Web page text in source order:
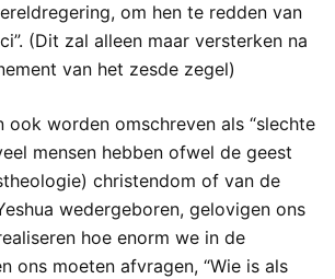
om hen te redden van
(Dit zal alleen maar versterken na
van het zesde zegel)
ook worden omschreven als “slechte
mensen hebben ofwel de geest
christendom of van de
wedergeboren, gelovigen ons
hoe enorm we in de
ons moeten afvragen, “Wie is als